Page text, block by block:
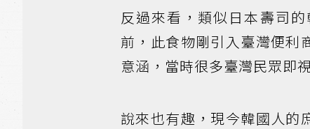
反過來看，類似日本壽司
前，此食物剛引入臺灣便利
意涵，當時很多臺灣民眾即
說來也有趣，現今韓國人的